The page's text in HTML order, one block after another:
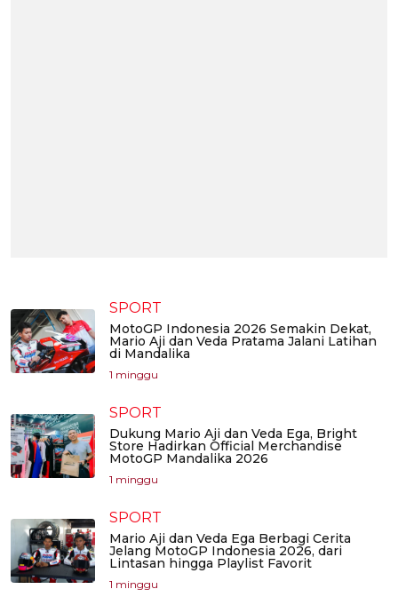
SPORT
MotoGP Indonesia 2026 Semakin Dekat,
Mario Aji dan Veda Pratama Jalani Latihan
di Mandalika
1 minggu
SPORT
Dukung Mario Aji dan Veda Ega, Bright
Store Hadirkan Official Merchandise
MotoGP Mandalika 2026
1 minggu
SPORT
Mario Aji dan Veda Ega Berbagi Cerita
Jelang MotoGP Indonesia 2026, dari
Lintasan hingga Playlist Favorit
1 minggu